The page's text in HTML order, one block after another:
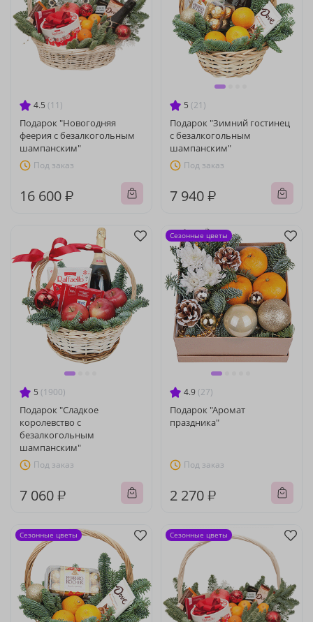
4.5 (11)
Подарок "Новогодняя
феерия с безалкогольным
шампанским"
Под заказ
16 600 ₽
5 (21)
Подарок "Зимний гостинец
с безалкогольным
шампанским"
Под заказ
7 940 ₽
5 (1900)
Подарок "Сладкое
королевство с
безалкогольным
шампанским"
Под заказ
7 060 ₽
4.9 (27)
Подарок "Аромат
праздника"
Под заказ
2 270 ₽
Сезонные цветы
Сезонные цветы Сезонные цветы